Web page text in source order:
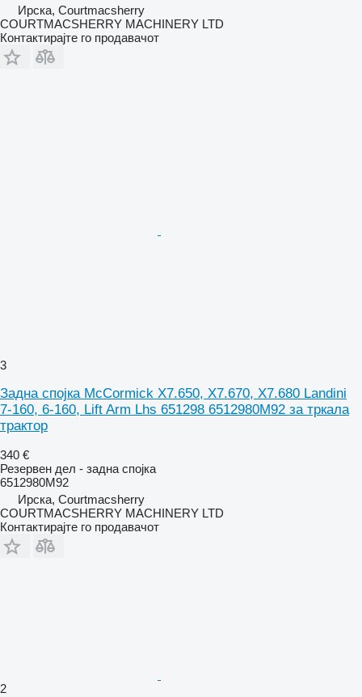
Ирска, Courtmacsherry
COURTMACSHERRY MACHINERY LTD
Контактирајте го продавачот
3
Задна спојка McCormick X7.650, X7.670, X7.680 Landini
7-160, 6-160, Lift Arm Lhs 651298 6512980M92 за тркала
трактор
340 €
Резервен дел - задна спојка
6512980M92
Ирска, Courtmacsherry
COURTMACSHERRY MACHINERY LTD
Контактирајте го продавачот
2